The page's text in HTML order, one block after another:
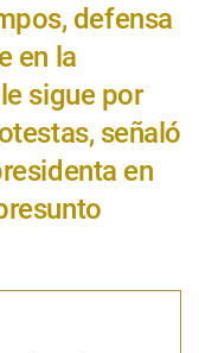
defensa
en la
sigue por
señaló
en